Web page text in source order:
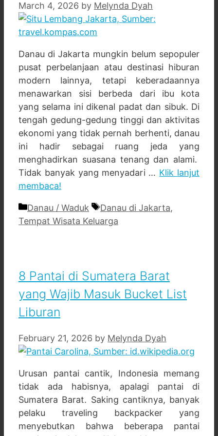
March 4, 2026 by Melynda Dyah
Danau di Jakarta mungkin belum sepopuler
pusat perbelanjaan atau destinasi hiburan
modern lainnya, tetapi keberadaannya
menawarkan sisi berbeda dari ibu kota
yang selama ini dikenal padat dan sibuk. Di
tengah gedung-gedung tinggi dan aktivitas
ekonomi yang tidak pernah berhenti, danau
ini hadir sebagai ruang jeda yang
menghadirkan suasana tenang dan alami.
Tidak banyak yang menyadari … Klik lanjut
membaca!
Categories
Danau / Waduk Tags
Danau di Jakarta,
Tempat Wisata Keluarga
8 Pantai di Sumatera Barat
yang Wajib Masuk Bucket List
Liburan
February 21, 2026 by Melynda Dyah
Urusan pantai cantik, Indonesia memang
tidak ada habisnya, apalagi pantai di
Sumatera Barat. Saking cantiknya, banyak
pelaku traveling backpacker yang
menyebutkan bahwa beberapa pantai